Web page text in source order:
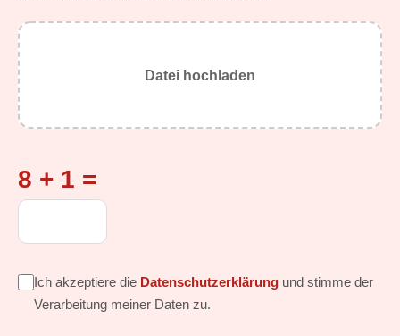
Datei hochladen
8 + 1 =
Ich akzeptiere die Datenschutzerklärung und stimme der
Verarbeitung meiner Daten zu.